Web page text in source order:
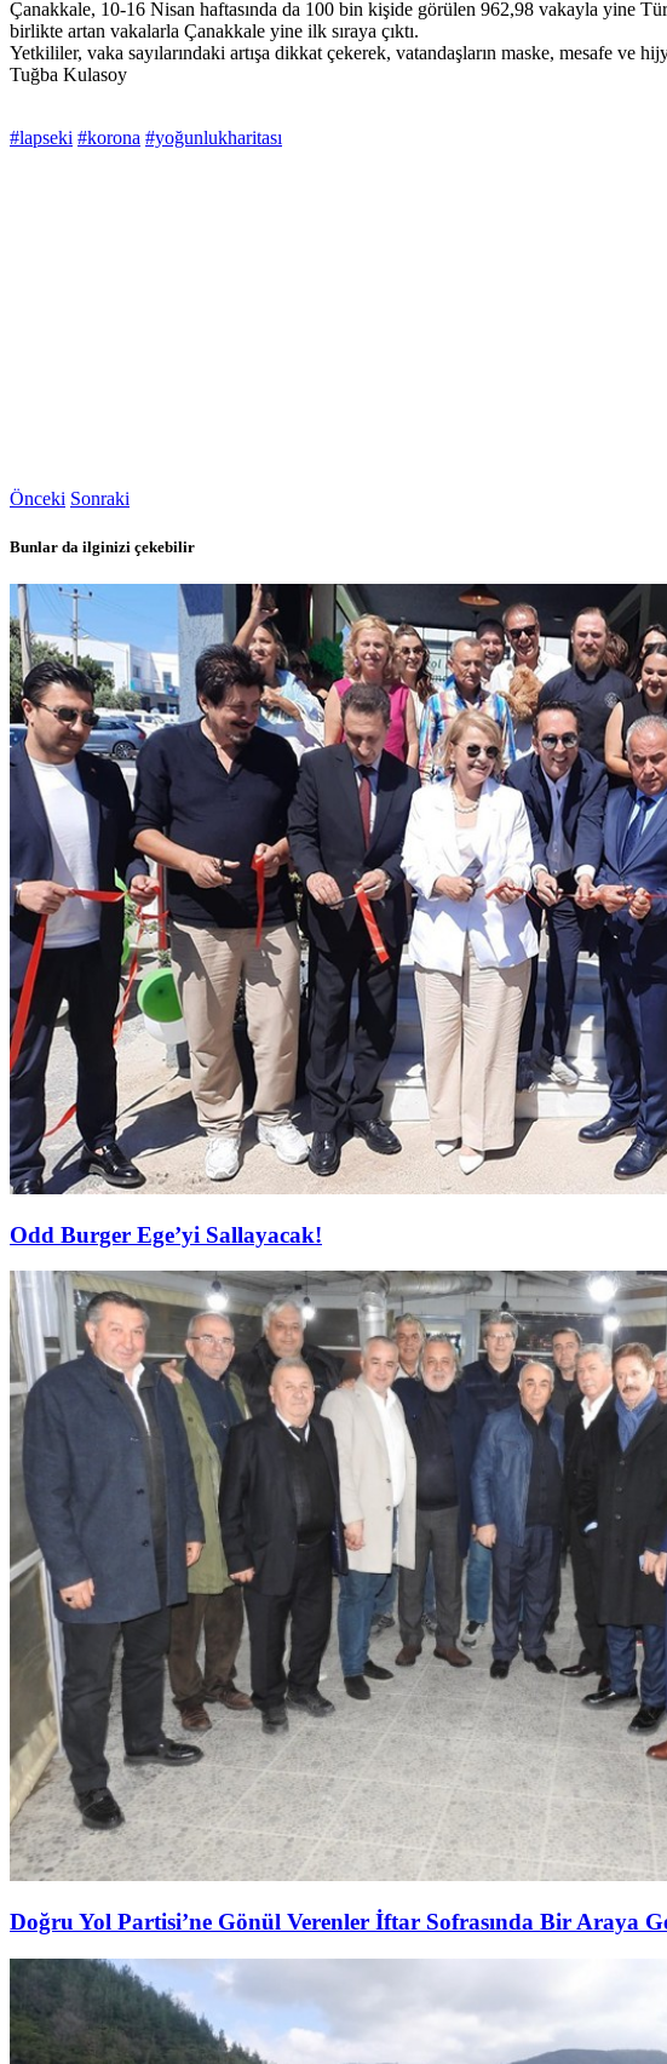
Çanakkale, 10-16 Nisan haftasında da 100 bin kişide görülen 962,98 vakayla yine
birlikte artan vakalarla Çanakkale yine ilk sıraya çıktı.
Yetkililer, vaka sayılarındaki artışa dikkat çekerek, vatandaşların maske, mesafe ve
Tuğba Kulasoy
#lapseki #korona #yoğunlukharitası
Önceki Sonraki
Bunlar da ilginizi çekebilir
Odd Burger Ege’yi Sallayacak!
Doğru Yol Partisi’ne Gönül Verenler İftar Sofrasında Bir Araya